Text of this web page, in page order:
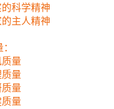
科学精神
主人精神
量
量
量
量